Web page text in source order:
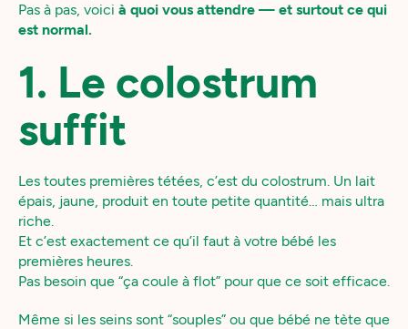
Pas à pas, voici à quoi vous attendre — et surtout ce qui
est normal.
1. Le colostrum
suffit
Les toutes premières tétées, c’est du colostrum. Un lait
épais, jaune, produit en toute petite quantité… mais ultra
riche.
Et c’est exactement ce qu’il faut à votre bébé les
premières heures.
Pas besoin que “ça coule à flot” pour que ce soit efficace.
Même si les seins sont “souples” ou que bébé ne tète que